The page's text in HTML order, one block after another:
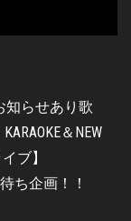
ち企画！！